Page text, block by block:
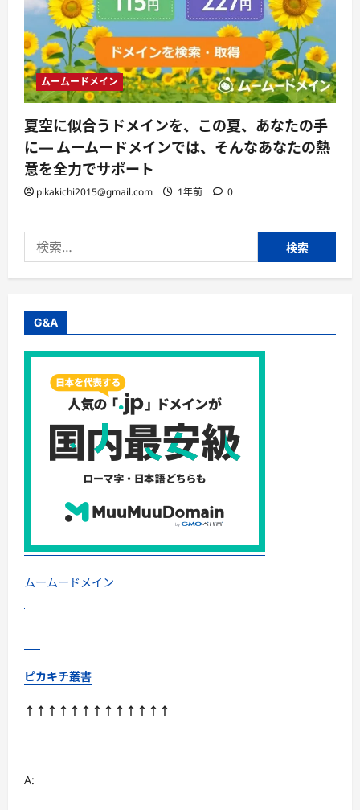
ムームードメイン
夏空に似合うドメインを、この夏、あなたの手
に— ムームードメインでは、そんなあなたの熱
意を全力でサポート
pikakichi2015@gmail.com 1年前 0
索:
G&A
ムームードメイン
ピカキチ叢書
↑↑↑↑↑↑↑↑↑↑↑↑↑
A: